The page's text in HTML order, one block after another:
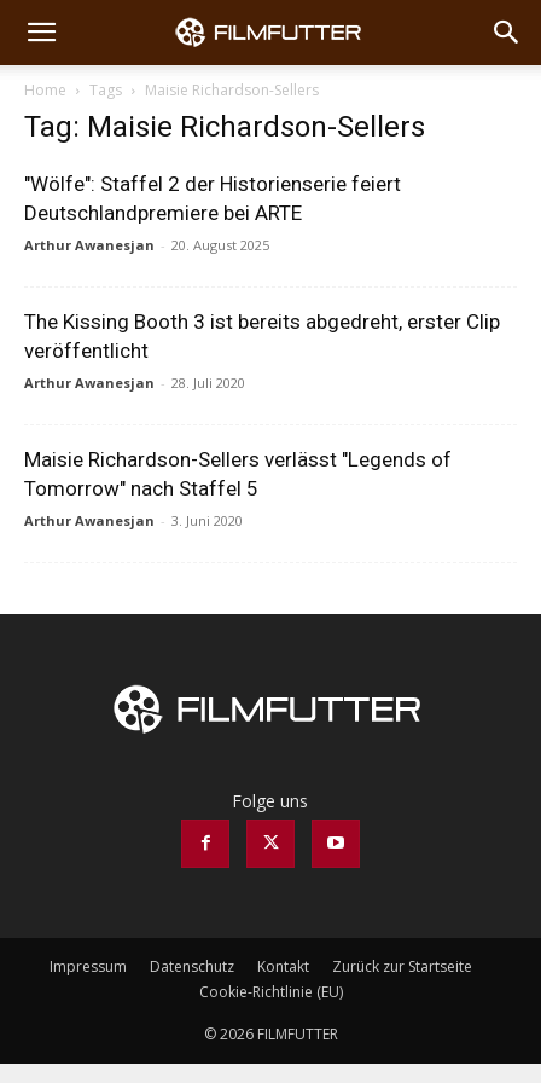
Home Tags Maisie Richardson-Sellers
Tag: Maisie Richardson-Sellers
"Wölfe": Staffel 2 der Historienserie feiert
Deutschlandpremiere bei ARTE
Arthur Awanesjan - 20. August 2025
The Kissing Booth 3 ist bereits abgedreht, erster Clip
veröffentlicht
Arthur Awanesjan - 28. Juli 2020
Maisie Richardson-Sellers verlässt "Legends of
Tomorrow" nach Staffel 5
Arthur Awanesjan - 3. Juni 2020
Folge uns
Impressum Datenschutz Kontakt
Zurück zur Startseite
Cookie-Richtlinie (EU)
© 2026 FILMFUTTER